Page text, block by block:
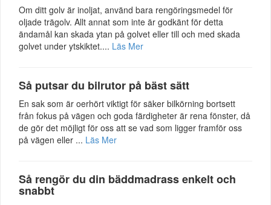
Om ditt golv är inoljat, använd bara rengöringsmedel för
oljade trägolv. Allt annat som inte är godkänt för detta
ändamål kan skada ytan på golvet eller till och med skada
golvet under ytskiktet.... Läs Mer
Så putsar du bilrutor på bäst sätt
En sak som är oerhört viktigt för säker bilkörning bortsett
från fokus på vägen och goda färdigheter är rena fönster, då
de gör det möjligt för oss att se vad som ligger framför oss
på vägen eller ... Läs Mer
Så rengör du din bäddmadrass enkelt och
snabbt